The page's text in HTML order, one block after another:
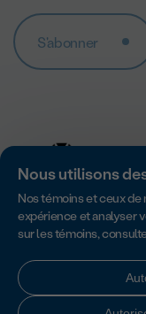
Nous utilisons
Nos témoins et ceux de
expérience et analyser
sur les témoins,
S'abonner
Accredité par Imagine
sans but lucratif.